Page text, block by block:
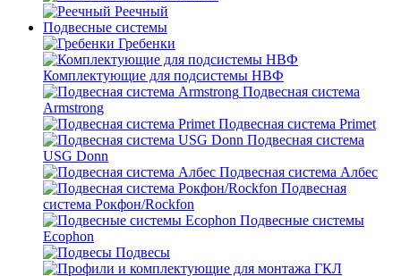
Реечный
Подвесные системы
Гребенки
Комплектующие для подсистемы НВФ
Подвесная система
Armstrong
Подвесная система Primet
Подвесная система
USG Donn
Подвесная система Албес
Подвесная
система Рокфон/Rockfon
Подвесные системы
Ecophon
Подвесы